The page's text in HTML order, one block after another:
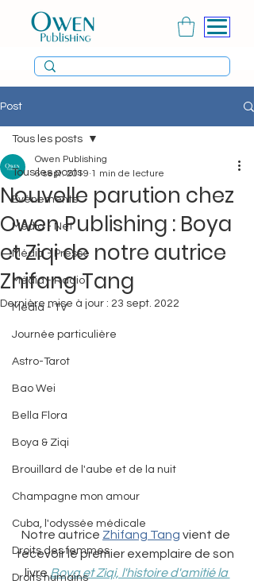
Post
Tous les posts
Évènements
Média - Net
Média - Presse
Média - Radio
Média - TV
Journée particulière
Astro-Tarot
Bao Wei
Bella Flora
Boya & Ziqi
Brouillard de l'aube et de la nuit
Champagne mon amour
Cuba, l'odyssée médicale
Droits des femmes
Droits humains
Tous les posts
Nouvelle parution chez
Owen Publishing : Boya
et Ziqi de notre autrice
Zhifang Tang
Owen Publishing
6 sept. 2019 1 min de lecture
Dernière mise à jour : 23 sept. 2022
Notre autrice Zhifang Tang vient de
recevoir le premier exemplaire de son
livre Boya et Ziqi, l'histoire d'amitié la